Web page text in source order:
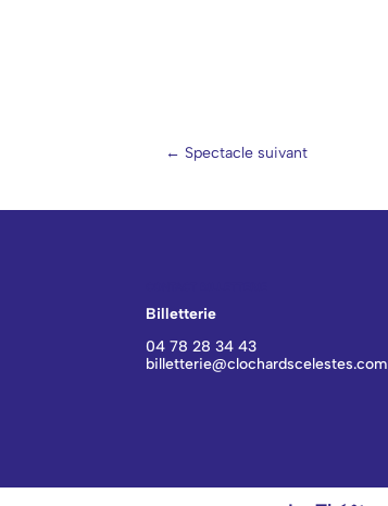
← Spectacle suivant
Billetterie
04 78 28 34 43
billetterie@clochardscelestes.com